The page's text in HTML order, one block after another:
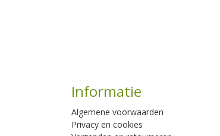
Informatie
Algemene voorwaarden
Privacy en cookies